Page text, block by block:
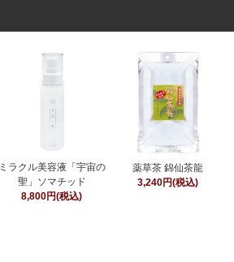
ミラクル美容液「宇宙の
聖」ソマチッド
8,800円(税込)
薬草茶 錦仙茶龍
3,240円(税込)